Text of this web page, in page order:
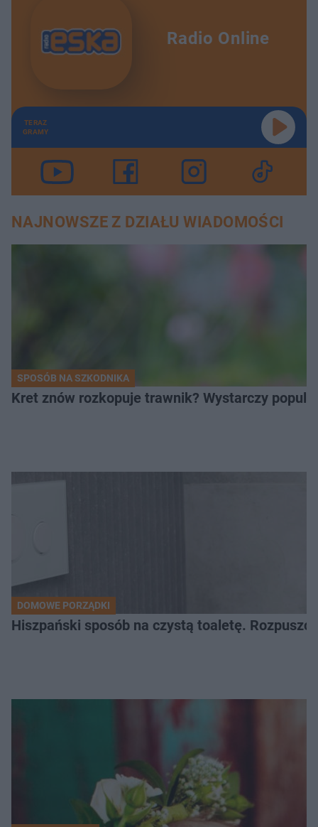
Radio Online
TERAZ
GRAMY
NAJNOWSZE Z DZIAŁU WIADOMOŚCI
SPOSÓB NA SZKODNIKA
Kret znów rozkopuje trawnik? Wystarczy
DOMOWE PORZĄDKI
Hiszpański sposób na czystą toaletę.